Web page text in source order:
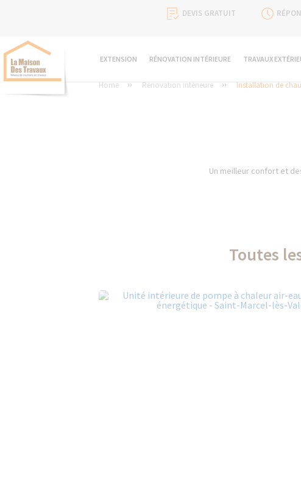
DEVIS GRATUIT
EXTENSION RÉNOVATION INTÉRIEURE TRAVAUX
Home Rénovation intérieure Installation de
Un meilleur confort et
Toutes